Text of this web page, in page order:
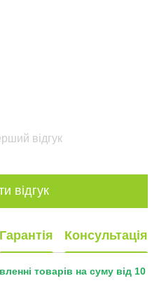
відгук
відгук
Гарантія Консультація
товарів на суму від 10